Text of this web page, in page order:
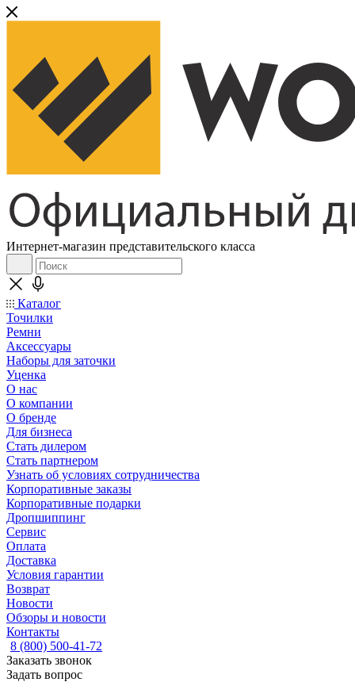
Интернет-магазин представительского класса
Каталог
Точилки
Ремни
Аксессуары
Наборы для заточки
Уценка
О нас
О компании
О бренде
Для бизнеса
Стать дилером
Стать партнером
Узнать об условиях сотрудничества
Корпоративные заказы
Корпоративные подарки
Дропшиппинг
Сервис
Оплата
Доставка
Условия гарантии
Возврат
Новости
Обзоры и новости
Контакты
8 (800) 500-41-72
Заказать звонок
Задать вопрос